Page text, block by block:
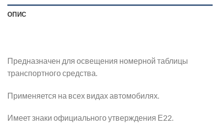
ОПИС
Предназначен для освещения номерной таблицы
транспортного средства.
Применяется на всех видах автомобилях.
Имеет знаки официального утверждения Е22.